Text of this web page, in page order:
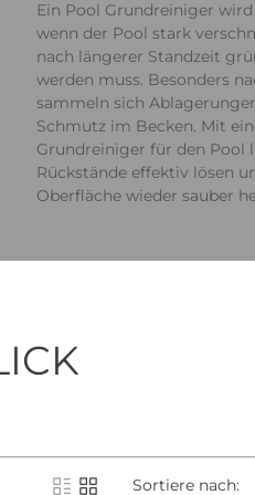
Ein Pool Grundreiniger
wenn der Pool stark
nach längerer Standzeit
werden muss. Besonders
sammeln sich
Schmutz im Becken. Mit
Grundreiniger für den Pool
Rückstände effektiv lösen
Oberfläche wieder sauber
Sortiere nach: